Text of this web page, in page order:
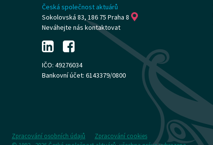
Česká společnost aktuárů
Sokolovská 83, 186 75 Praha 8
Neváhejte nás kontaktovat
IČO: 49276034
Bankovní účet: 6143379/0800
Zpracování osobních údajů
Zpracování cookies